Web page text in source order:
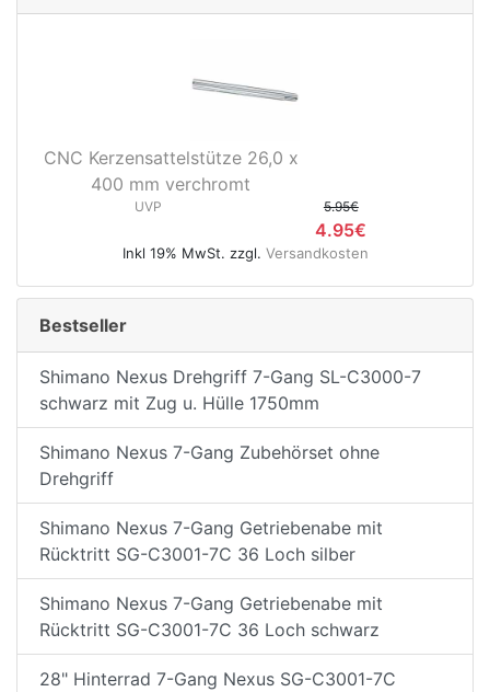
CNC Kerzensattelstütze 26,0 x
400 mm verchromt
UVP 5.95€
4.95€
Inkl 19% MwSt. zzgl. Versandkosten
Bestseller
Shimano Nexus Drehgriff 7-Gang SL-C3000-7
schwarz mit Zug u. Hülle 1750mm
Shimano Nexus 7-Gang Zubehörset ohne
Drehgriff
Shimano Nexus 7-Gang Getriebenabe mit
Rücktritt SG-C3001-7C 36 Loch silber
Shimano Nexus 7-Gang Getriebenabe mit
Rücktritt SG-C3001-7C 36 Loch schwarz
28" Hinterrad 7-Gang Nexus SG-C3001-7C